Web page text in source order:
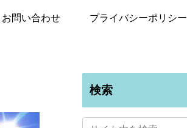
お問い合わせ プライバシーポリシー
検索